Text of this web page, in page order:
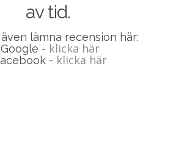
av tid.
lämna recension här:
Google - klicka här
- klicka här